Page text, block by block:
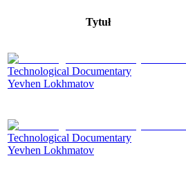
Tytuł
Technological Documentary
Yevhen Lokhmatov
Technological Documentary
Yevhen Lokhmatov